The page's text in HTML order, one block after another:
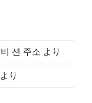
션 주소 より
より